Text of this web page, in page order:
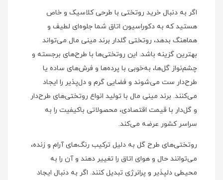
اگر به دنبال خرید روتختی با طرحی کلاسیک و خاص
هستید که به دکوراسیون اتاق شما جلوه‌ای لطیف و
هماهنگ بدهد، روتختی گلدار برند مینی‌ مال می‌تواند
بهترین گزینه باشد. این روتختی‌ها با طرح‌های برجسته و
چشم‌نواز گل‌ها، به‌خوبی با پرده‌ها و فرش‌های ساده یا
طرح‌دار ست می‌شوند و فضایی گرم و دل‌پذیر را ایجاد
می‌کنند. برند مینی‌ مال با تولید انواع روتختی‌های طرح‌دار
و گل‌دار با قیمت اقتصادی، محصولاتی باکیفیت را به
سراسر کشور عرضه می‌کند.
روتختی‌های طرح گل به دلیل ترکیب رنگ‌های آرام و زنده،
می‌توانند حال و هوای اتاق را تغییر دهند و آن را به
محیطی دلپذیر و پرانرژی تبدیل کنند. اگر به دنبال ایجاد